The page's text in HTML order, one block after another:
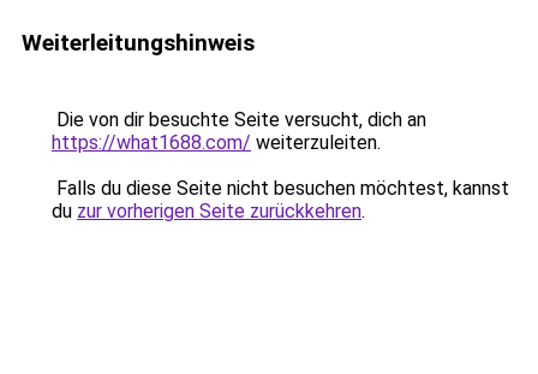
Weiterleitungshinweis
Die von dir besuchte Seite versucht, dich an
https://what1688.com/ weiterzuleiten.
Falls du diese Seite nicht besuchen möchtest, kannst
du zur vorherigen Seite zurückkehren.